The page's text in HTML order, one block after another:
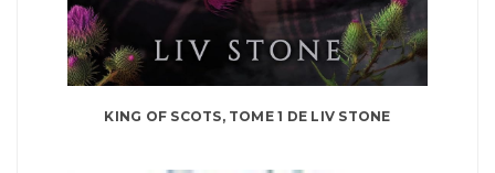
KING OF SCOTS, TOME 1 DE LIV STONE